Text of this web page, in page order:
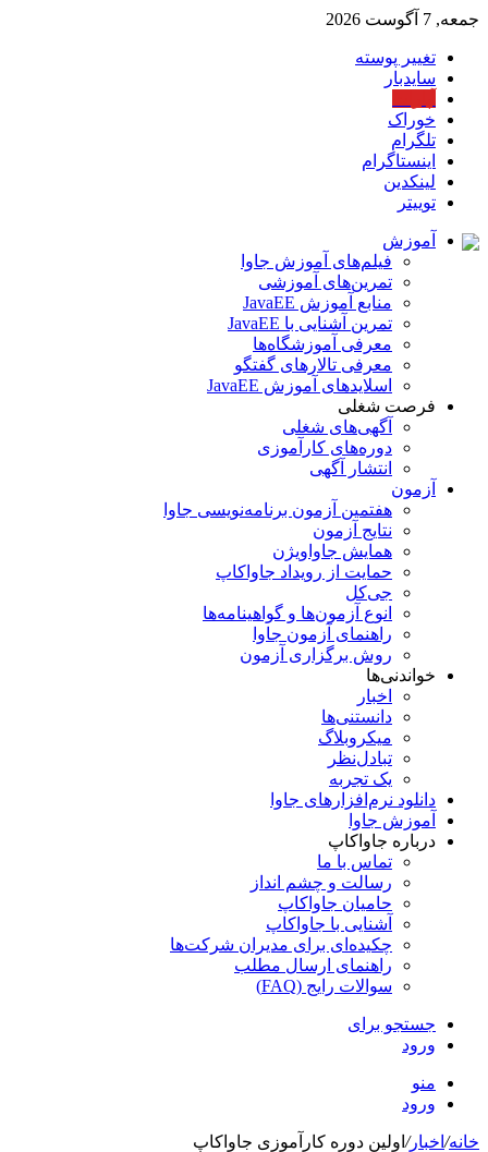
جمعه, 7 آگوست 2026
تغییر پوسته
سایدبار
خوراک
تلگرام
اینستاگرام
لینکدین
توییتر
آموزش
فیلم‌های آموزش جاوا
تمرین‌های آموزشی
منابع آموزش JavaEE
تمرین آشنایی با JavaEE
معرفی آموزشگاه‌ها
معرفی تالارهای گفتگو
اسلایدهای آموزش JavaEE
فرصت شغلی
آگهی‌های شغلی
دوره‌های کارآموزی
انتشار آگهی
آزمون
هفتمین آزمون برنامه‌نویسی جاوا
نتایج آزمون
همایش جاواویژن
حمایت از رویداد جاواکاپ
جی‌کل
انوع آزمون‌ها و گواهینامه‌ها
راهنمای آزمون جاوا
روش برگزاری آزمون
خواندنی‌ها
اخبار
دانستنی‌ها
میکروبلاگ
تبادل‌نظر
یک تجربه
دانلود نرم‌افزارهای جاوا
آموزش جاوا
درباره جاواکاپ
تماس با ما
رسالت و چشم انداز
حامیان جاواکاپ
آشنایی با جاواکاپ
چکیده‌ای برای مدیران شرکت‌ها
راهنمای ارسال مطلب
سوالات رایج (FAQ)
جستجو برای
ورود
منو
ورود
خانه/ اخبار/ اولین دوره کارآموزی جاواکاپ